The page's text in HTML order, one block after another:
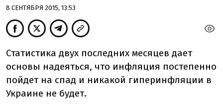
8 СЕНТЯБРЯ 2015, 13:53
Статистика двух последних месяцев дает
основы надеяться, что инфляция постепенно
пойдет на спад и никакой гиперинфляции в
Украине не будет.